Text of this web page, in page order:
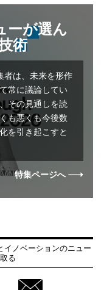
ーが選ん
術
者は、未来を形作
常に議論してい
その見通しを読
も悪くも今後数
を引き起こすと
特集ページへ
イノベーションのニュー
る